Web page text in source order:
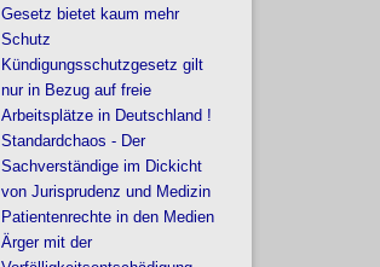
Gesetz bietet kaum mehr
Schutz
Kündigungsschutzgesetz gilt
nur in Bezug auf freie
Arbeitsplätze in Deutschland !
Standardchaos - Der
Sachverständige im Dickicht
von Jurisprudenz und Medizin
Patientenrechte in den Medien
Ärger mit der